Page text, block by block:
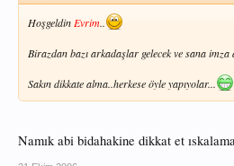
Hoşgeldin Evrim..
Birazdan bazı arkadaşlar gelecek ve sana imza
Sakın dikkate alma..herkese öyle yapıyolar...
Namık abi bidahakine dikkat et